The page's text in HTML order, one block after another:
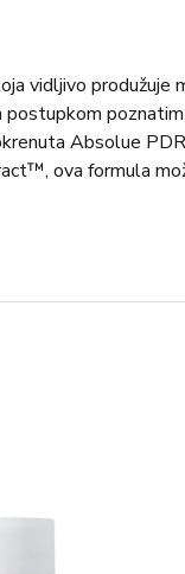
vidljivo produžuje
Absolue
ova formula